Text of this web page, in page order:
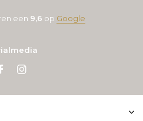
een 9,6 op Google